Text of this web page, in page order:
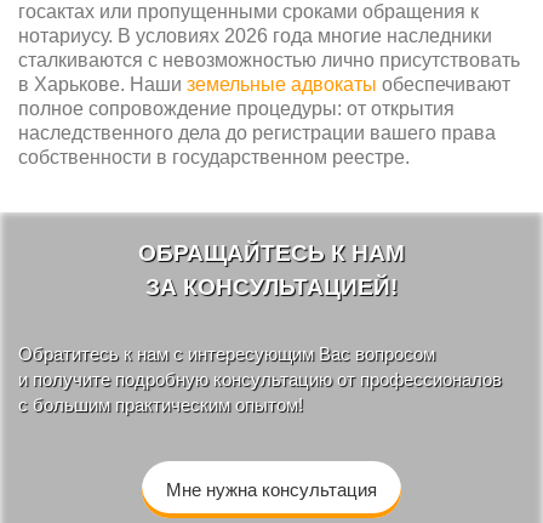
госактах или пропущенными сроками обращения к
нотариусу. В условиях 2026 года многие наследники
сталкиваются с невозможностью лично присутствовать
в Харькове. Наши земельные адвокаты обеспечивают
полное сопровождение процедуры: от открытия
наследственного дела до регистрации вашего права
собственности в государственном реестре.
ОБРАЩАЙТЕСЬ К НАМ
ЗА КОНСУЛЬТАЦИЕЙ!
Обратитесь к нам с интересующим Вас вопросом
и получите подробную консультацию от профессионалов
с большим практическим опытом!
Мне нужна консультация